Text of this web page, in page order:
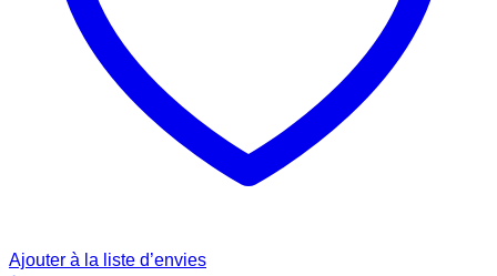
Ajouter à la liste d’envies